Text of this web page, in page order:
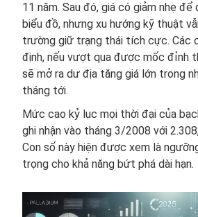
11 năm. Sau đó, giá có giảm nhẹ
biểu đồ, nhưng xu hướng kỹ thuật
trường giữ trạng thái tích cực. Các
định, nếu vượt qua được mốc đỉnh
sẽ mở ra dư địa tăng giá lớn trong
tháng tới.
Mức cao kỷ lục mọi thời đại của
ghi nhận vào tháng 3/2008 với
Con số này hiện được xem là
trọng cho khả năng bứt phá dài hạn.